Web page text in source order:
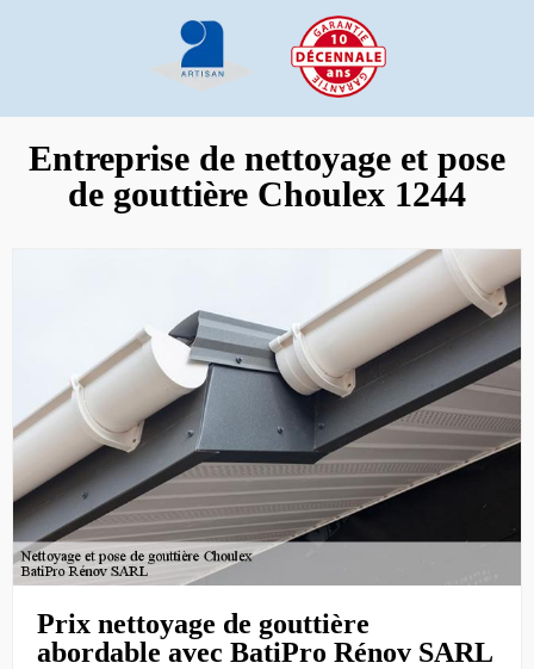
Entreprise de nettoyage et pose
de gouttière Choulex 1244
Prix nettoyage de gouttière
abordable avec BatiPro Rénov SARL